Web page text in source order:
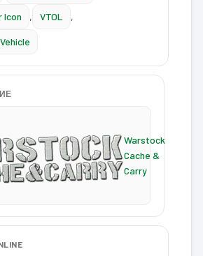
Icon , VTOL ,
Warstock
Cache &
Carry